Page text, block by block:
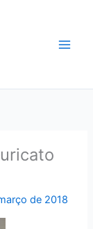
de 2018